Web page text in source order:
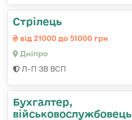
Стрілець
від 21000 до 51000 грн
Дніпро
Л-П ЗВ ВСП
Бухгалтер,
військовослужбовець